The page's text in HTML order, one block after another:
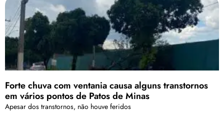
Forte chuva com ventania causa alguns transtornos
em vários pontos de Patos de Minas
Apesar dos transtornos, não houve feridos